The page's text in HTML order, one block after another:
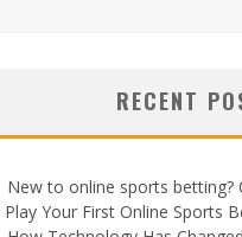
RECENT
New to online sports betting?
Your First Online Sports